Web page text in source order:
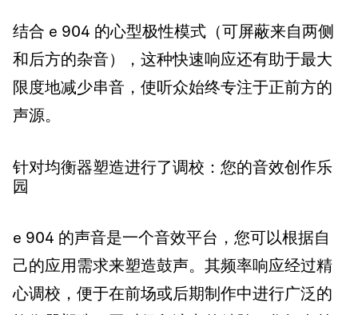
结合 e 904 的心型极性模式（可屏蔽来自两侧
和后方的杂音），这种快速响应还有助于最大
限度地减少串音，使听众始终专注于正前方的
声源。
针对均衡器塑造进行了调校：您的音效创作乐
园
e 904 的声音是一个音效平台，您可以根据自
己的应用需求来塑造鼓声。其频率响应经过精
心调校，便于在前场或后期制作中进行广泛的